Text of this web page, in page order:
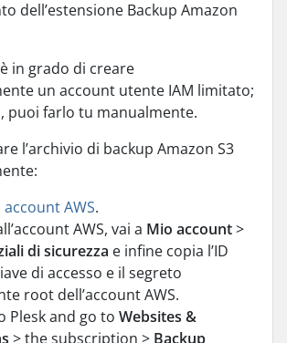
dell’estensione Backup Amazon
in grado di creare
un account utente IAM limitato;
puoi farlo tu manualmente.
l’archivio di backup Amazon S3
account AWS.
AWS, vai a Mio account>
di sicurezza e infine copia l’ID
di accesso e il segreto
root dell’account AWS.
Plesk and go to Websites &
> the subscription > Backup